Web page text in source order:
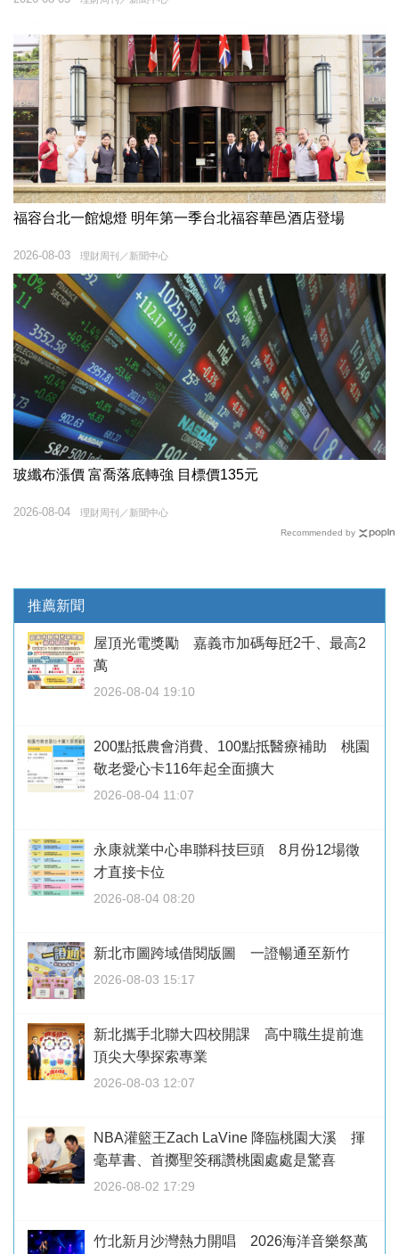
福容台北一館熄燈 明年第一季台北福容華邑酒店登場
理財周刊／新聞中心
2026-08-03
玻纖布漲價 富喬落底轉強 目標價135元
理財周刊／新聞中心
2026-08-04
Recommended by
推薦新聞
屋頂光電獎勵 嘉義市加碼每瓩2千、最高2
萬
2026-08-04 19:10
200點抵農會消費、100點抵醫療補助 桃園
敬老愛心卡116年起全面擴大
2026-08-04 11:07
永康就業中心串聯科技巨頭 8月份12場徵
才直接卡位
2026-08-04 08:20
新北市圖跨域借閱版圖 一證暢通至新竹
2026-08-03 15:17
新北攜手北聯大四校開課 高中職生提前進
頂尖大學探索專業
2026-08-03 12:07
NBA灌籃王Zach LaVine 降臨桃園大溪 揮
毫草書、首擲聖筊稱讚桃園處處是驚喜
2026-08-02 17:29
竹北新月沙灣熱力開唱 2026海洋音樂祭萬